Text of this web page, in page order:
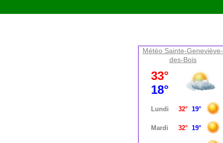
Météo Sainte-Geneviève-
des-Bois